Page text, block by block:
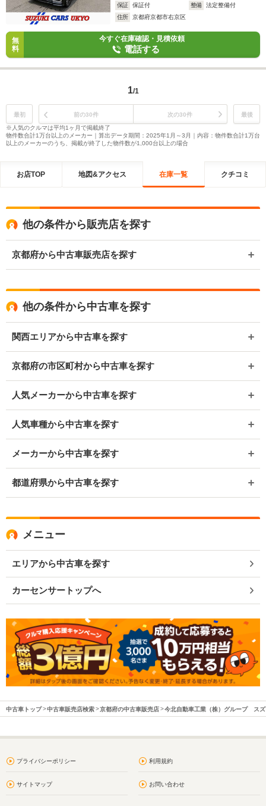
保証
保証付 整備
法定整備付
住所
京都府京都市右京区
無
料
今すぐ在庫確認・見積依頼
電話する
1/1
最初 前の30件 次の30件
最後
※人気のクルマは平均1ヶ月で掲載終了
物件数合計1万台以上のメーカー｜算出データ期間：2025年1月～3月｜内容：物件数合計1万台
以上のメーカーのうち、掲載が終了した物件数が1,000台以上の場合
お店TOP 地図&アクセス 在庫一覧 クチコミ
他の条件から販売店を探す
京都府から中古車販売店を探す
他の条件から中古車を探す
関西エリアから中古車を探す
京都府の市区町村から中古車を探す
人気メーカーから中古車を探す
人気車種から中古車を探す
メーカーから中古車を探す
都道府県から中古車を探す
メニュー
エリアから中古車を探す
カーセンサートップへ
中古車トップ 中古車販売店検索 京都府の中古車販売店 今北自動車工業（株）グループ スズ
プライバシーポリシー 利用規約
サイトマップ お問い合わせ